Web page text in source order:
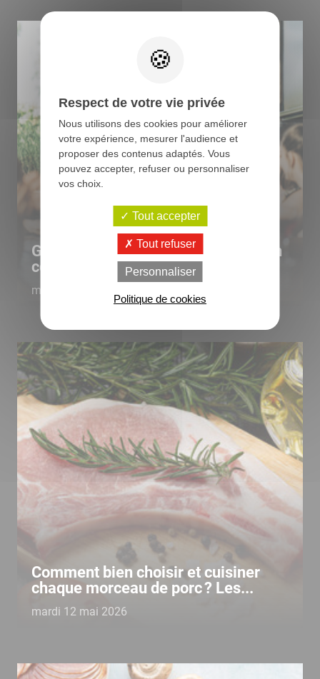
Guide pratique : comment choisir un
colis de viande pour toute la...
mardi 7 juillet 2026
Comment bien choisir et cuisiner
chaque morceau de porc ? Les...
mardi 12 mai 2026
Respect de votre vie privée
Nous utilisons des cookies pour améliorer
votre expérience, mesurer l'audience et
proposer des contenus adaptés. Vous
pouvez accepter, refuser ou personnaliser
vos choix.
Tout accepter
Tout refuser
Personnaliser
Politique de cookies